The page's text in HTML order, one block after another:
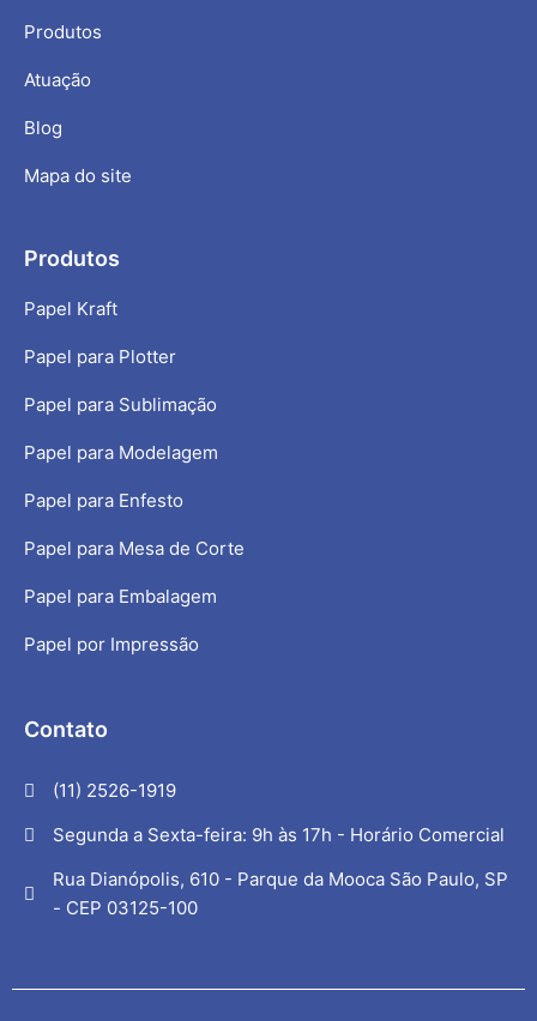
Produtos
Atuação
Blog
Mapa do site
Produtos
Papel Kraft
Papel para Plotter
Papel para Sublimação
Papel para Modelagem
Papel para Enfesto
Papel para Mesa de Corte
Papel para Embalagem
Papel por Impressão
Contato
(11) 2526-1919
Segunda a Sexta-feira: 9h às 17h - Horário Comercial
Rua Dianópolis, 610 - Parque da Mooca São Paulo, SP
- CEP 03125-100